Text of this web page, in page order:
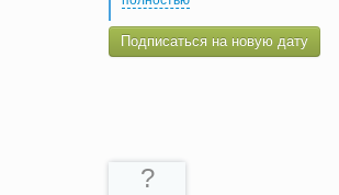
Подписаться на новую дату
?